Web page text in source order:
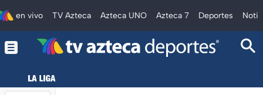
en vivo TV Azteca Azteca UNO Azteca 7 Deportes